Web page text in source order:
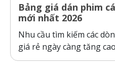
Bảng giá dán phim
mới nhất 2026
Nhu cầu tìm kiếm các
giá rẻ ngày càng tăng
sẵn sàng bỏ ra hàng